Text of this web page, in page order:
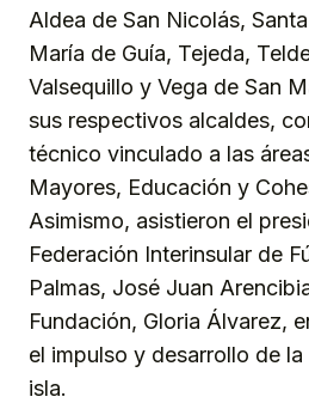
Aldea de San Nicolás,
María de Guía, Tejeda,
Valsequillo y Vega de San
sus respectivos alcaldes,
técnico vinculado a las
Mayores, Educación y
Asimismo, asistieron el
Federación Interinsular de
Palmas, José Juan
Fundación, Gloria Álvarez,
el impulso y desarrollo de
isla.